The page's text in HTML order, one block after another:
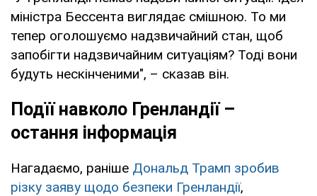
міністра Бессента виглядає смішною. То ми
тепер оголошуємо надзвичайний стан, щоб
запобігти надзвичайним ситуаціям? Тоді вони
будуть нескінченими", – сказав він.
Подїї навколо Гренландії –
остання інформація
Нагадаємо, раніше Дональд Трамп зробив
різку заяву щодо безпеки Гренландії,